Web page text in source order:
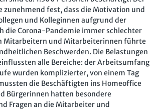
online
zunehmend fest, dass die Motivation und
und Kolleginnen aufgrund der
die Corona-Pandemie immer schlechter
Mitarbeitern und Mitarbeiterinnen führte
Beschwerden. Die Belastungen
alle Bereiche: der Arbeitsumfang
wurden komplizierter, von einem Tag
die Beschäftigten ins Homeoffice
Bürgerinnen hatten besondere
Fragen an die Mitarbeiter und